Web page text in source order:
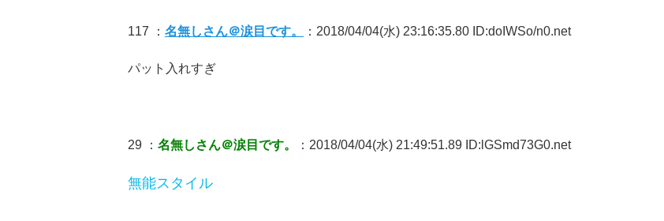
117 ： 名無しさん＠涙目です。 ：2018/04/04(水) 23:16:35.80 ID:doIWSo/n0.net
パット入れすぎ
29 ： 名無しさん＠涙目です。 ：2018/04/04(水) 21:49:51.89 ID:lGSmd73G0.net
無能スタイル